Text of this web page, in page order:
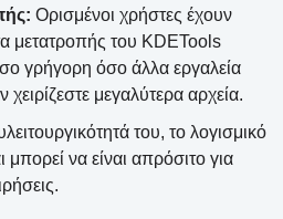
Ορισμένοι χρήστες έχουν
μετατροπής του KDETools
γρήγορη όσο άλλα εργαλεία
χειρίζεστε μεγαλύτερα αρχεία.
του, το λογισμικό
μπορεί να είναι απρόσιτο για